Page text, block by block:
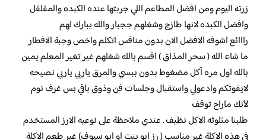
زرته اليوم ومن افضل المطاعم اللي جربتها عنده الكبده والمقلقل
وافضل الكبده لانها طازج وشغلهم ججبار والله يبارك لهم
رااائع اشوفه الافضل الان بدون منافس اتكلم واخص وجبة الافطار
ما شاء الله ( سحر المذاق ) اقسم بالله شغلهم غير تغير المعلم يمين
بالله اول مره آكل مضغوط بدون ببسي والمرق ياربي ياربي نصيحه
لايفوتكم وادعولي واستقبال وجلسات فن وذوق باقي بس غرف نوم
لأنك ماراح توقف
طلبنا مثلوثه الاكل نظيف . عندي ملاحظة على نوعيه الارز المستخدم
في هذه الاكلة غير مناسب ( رز ابو بنت او ابو سيوف) غير طعم الاكلة